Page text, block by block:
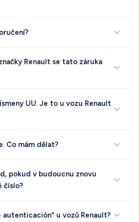
Renault se tato záruka
UU. Je to u vozu Renault
Co mám dělat?
pokud v budoucnu znovu
číslo?
u vozů Renault?